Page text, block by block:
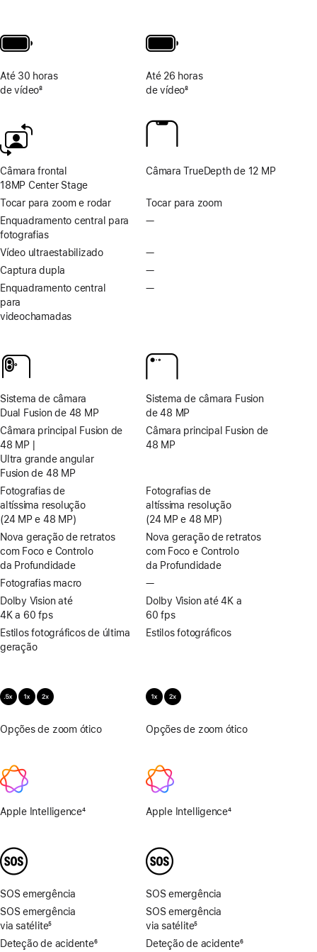
Até 30 horas
de vídeo
rodapé
8
Câmara frontal
18MP Center Stage
Tocar para zoom e rodar
Enquadramento central para
fotografias
Vídeo ultraestabilizado
Captura dupla
Enquadramento central
para
videochamadas
Sistema de câmara
Dual Fusion de 48 MP
Câmara principal Fusion de
48 MP |
Ultra grande angular
Fusion de 48 MP
Fotografias de
altíssima resolução
(24 MP e 48 MP)
Nova geração de retratos
com Foco e Controlo
da Profundidade
Fotografias macro
Dolby Vision até
4K a 60 fps
Estilos fotográficos de última
geração
Opções de zoom ótico.5x,
Apple Intelligence
rodapé
4
SOS emergência
SOS emergência
via satélite
Nota
5
Deteção de acidente6
Até 26 horas
de vídeo
de
8
Câmara TrueDepth de 12 MP
Tocar para zoom
—Enquadramento central
—Vídeo
—Captura
—Enquadramento central
Sistema de câmara Fusion
de 48 MP
Câmara principal Fusion de
48 MP
Fotografias de
altíssima resolução
(24 MP e 48 MP)
Nova geração de retratos
com Foco e Controlo
da Profundidade
—Sem
Fotografias
macro
Dolby Vision até 4K a
60 fps
Estilos fotográficos
Opções de zoom ótico1x,
Apple Intelligence
rodapé
4
SOS emergência
SOS emergência
via satélite
Nota
5
Deteção de acidente6